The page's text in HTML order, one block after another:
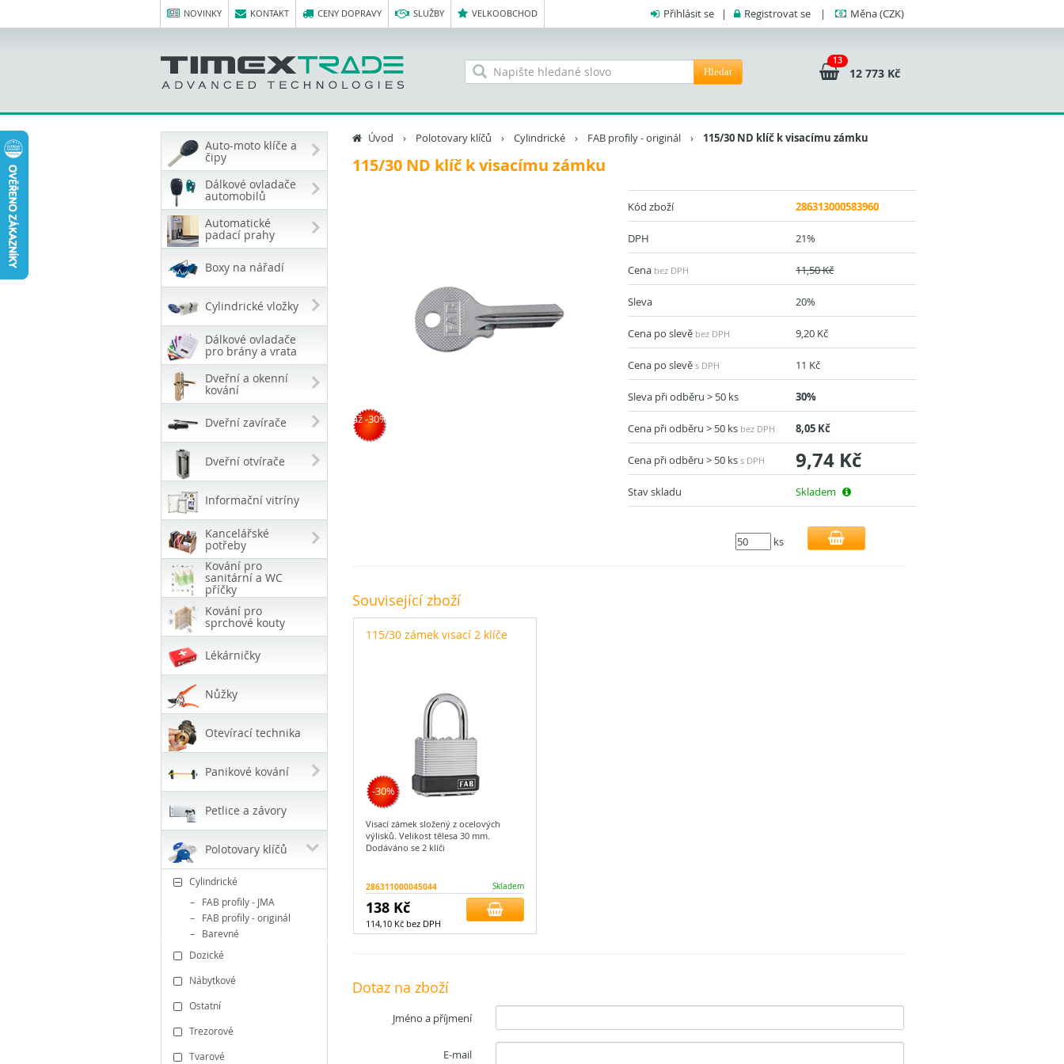
NOVINKY KONTAKT CENY DOPRAVY SLUŽBY VELKOOBCHOD Přihlásit se | Registrovat se | Měna(CZK)
13
12 773 Kč
Hledat
Auto-moto klíče a
čipy
Dálkové ovladače
automobilů
Automatické
padací prahy
Boxy na nářadí
Cylindrické vložky
Dálkové ovladače
pro brány a vrata
Dveřní a okenní
kování
Dveřní zavírače
Dveřní otvírače
Informační vitríny
Kancelářské
potřeby
Kování pro
sanitární a WC
příčky
Kování pro
sprchové kouty
Lékárničky
Nůžky
Otevírací technika
Panikové kování
Petlice a závory
Polotovary klíčů
Cylindrické
FAB profily - JMA
FAB profily - originál
Barevné
Dozické
Nábytkové
Ostatní
Trezorové
Tvarové
Úvod › Polotovary klíčů › Cylindrické› FAB profily - originál› 115/30 ND klíč k visacímu zámku
115/30 ND klíč k visacímu zámku
až -30%
Kód zboží 286313000583960
DPH 21%
Cena bez DPH 11,50 Kč
Sleva 20%
Cena po slevě bez DPH 9,20 Kč
Cena po slevěs DPH 11 Kč
Sleva při odběru > 50 ks 30%
Cena při odběru > 50 ks bez DPH 8,05 Kč
Cena při odběru > 50 kss DPH 9,74 Kč
Stav skladu Skladem
ks
Související zboží
115/30 zámek visací 2 klíče
-30%
Visací zámek složený z ocelových
výlisků. Velikost tělesa 30 mm.
Dodáváno se 2 klíči
286311000045044 Skladem
138 Kč
114,10 Kč bez DPH
Dotaz na zboží
Jméno a příjmení
E-mail